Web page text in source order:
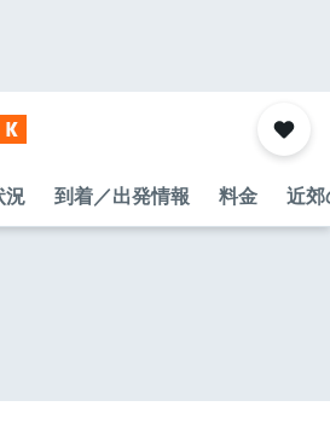
況 到着／出発情報 料金 近郊